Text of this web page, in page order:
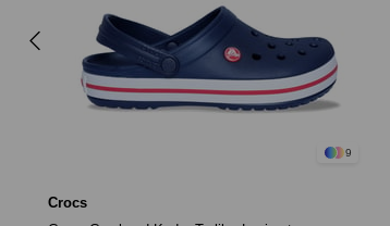
9
Crocs